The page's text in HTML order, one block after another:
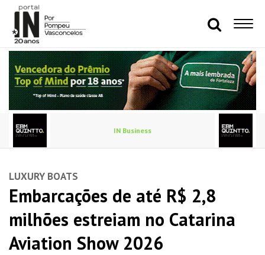
IN Business
LUXURY BOATS
Embarcações de até R$ 2,8
milhões estreiam no Catarina
Aviation Show 2026